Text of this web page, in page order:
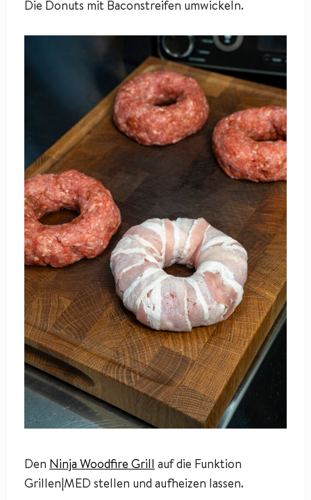
Die Donuts mit Baconstreifen umwickeln.
Den Ninja Woodfire Grill auf die Funktion
Grillen|MED stellen und aufheizen lassen.